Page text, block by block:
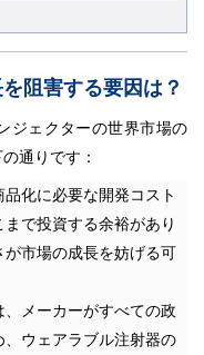
阻害する要因は ？
ジェクターの世界市場の
通りです：
化に必要な開発コスト
で投資する余裕があり
市場の成長を妨げる可
メーカーがすべての政
ウェアラブル注射器の